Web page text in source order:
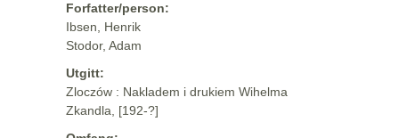
Forfatter/person:
Ibsen, Henrik
Stodor, Adam
Utgitt:
Zloczów : Nakladem i drukiem Wihelma
Zkandla, [192-?]